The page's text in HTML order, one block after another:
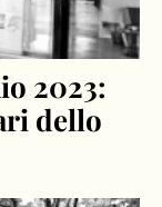
2023:
dello